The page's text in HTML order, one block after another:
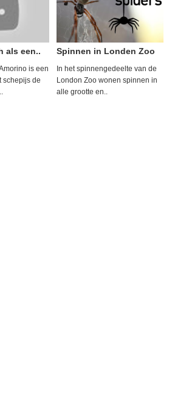
als een..
is een
schepijs de
Spinnen in Londen Zoo
In het spinnengedeelte van de
London Zoo wonen spinnen in
alle grootte en..